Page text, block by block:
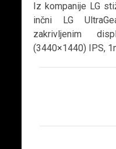
Iz kompanije LG
inčni LG
zakrivljenim
(3440×1440) IPS,